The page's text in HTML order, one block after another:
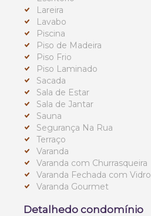
Lareira
Lavabo
Piscina
Piso de Madeira
Piso Frio
Piso Laminado
Sacada
Sala de Estar
Sala de Jantar
Sauna
Segurança Na Rua
Terraço
Varanda
Varanda com Churrasqueira
Varanda Fechada com Vidro
Varanda Gourmet
Detalhedo condomínio